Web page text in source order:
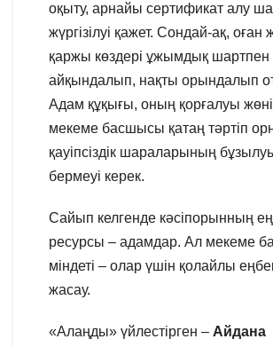
оқыту, арнайы сертификат алу
жүргізілуі қажет. Сондай-ақ,
қаржы көздері ұжымдық шартпен
айқындалып, нақты орындалып
Адам құқығы, оның қорғалуы
мекеме басшысы қатаң тәртіп
қауіпсіздік шараларының
бермеуі керек.
Сайып келгенде кәсіпорынның
ресурсы – адамдар. Ал мекеме
міндеті – олар үшін қолайлы
жасау.
«Алаңды» үйлестірген – Айдана